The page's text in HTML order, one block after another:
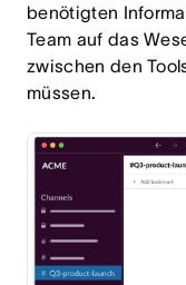
benötigten
Team auf das
zwischen den
müssen.